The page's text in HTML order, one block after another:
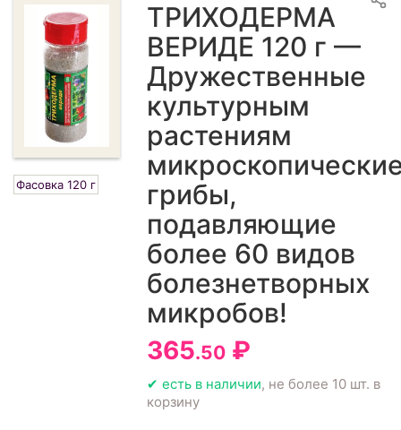
Фасовка 120 г
ТРИХОДЕРМА
ВЕРИДЕ 120 г —
Дружественные
культурным
растениям
грибы,
подавляющие
более 60 видов
болезнетворных
микробов!
365.50 ₽
✔ есть в наличии, не более 10 шт. в
корзину